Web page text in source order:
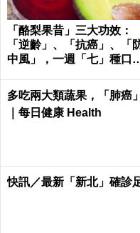
「酪梨果昔」三大功效：
「逆齡」、「抗癌」、「
中風」，一週「七」種口
多吃兩大類蔬果，「肺癌
｜每日健康 Health
快訊／最新「新北」確診